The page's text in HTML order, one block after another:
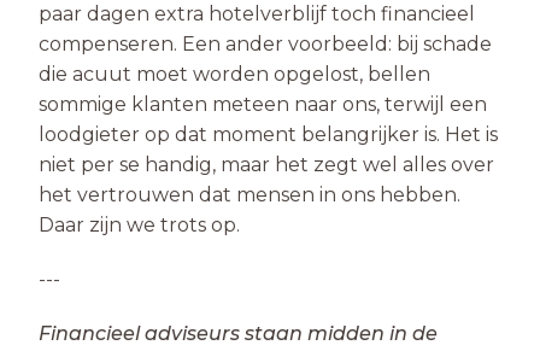
paar da­gen extra hotelverblijf toch financieel
compenseren. Een ander voorbeeld: bij schade
die acuut moet worden opgelost, bellen
sommige klanten meteen naar ons, terwijl een
loodgieter op dat moment belangrijker is. Het is
niet per se handig, maar het zegt wel alles over
het vertrouwen dat mensen in ons hebben.
Daar zijn we trots op.
---
Financieel adviseurs staan midden in de